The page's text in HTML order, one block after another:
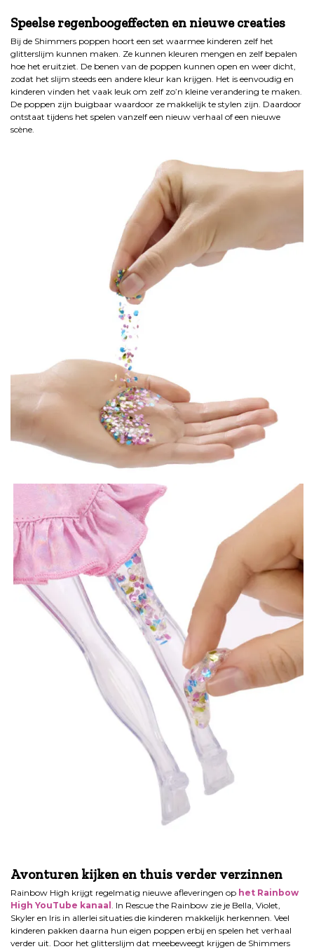
Speelse regenboogeffecten en nieuwe creaties
Bij de Shimmers poppen hoort een set waarmee kinderen zelf het
glitterslijm kunnen maken. Ze kunnen kleuren mengen en zelf bepalen
hoe het eruitziet. De benen van de poppen kunnen open en weer dicht,
zodat het slijm steeds een andere kleur kan krijgen. Het is eenvoudig en
kinderen vinden het vaak leuk om zelf zo’n kleine verandering te maken.
De poppen zijn buigbaar waardoor ze makkelijk te stylen zijn. Daardoor
ontstaat tijdens het spelen vanzelf een nieuw verhaal of een nieuwe
scène.
Avonturen kijken en thuis verder verzinnen
Rainbow High krijgt regelmatig nieuwe afleveringen op het Rainbow
High YouTube kanaal
. In Rescue the Rainbow zie je Bella, Violet,
Skyler en Iris in allerlei situaties die kinderen makkelijk herkennen. Veel
kinderen pakken daarna hun eigen poppen erbij en spelen het verhaal
verder uit. Door het glitterslijm dat meebeweegt krijgen de Shimmers